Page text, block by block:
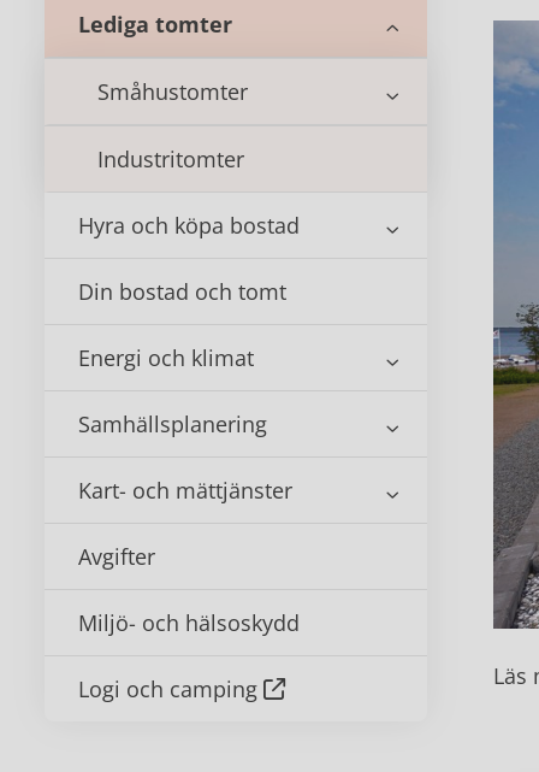
Lediga tomter
Småhustomter
Industritomter
Hyra och köpa bostad
Din bostad och tomt
Energi och klimat
Samhällsplanering
Kart- och mättjänster
Avgifter
Miljö- och hälsoskydd
Logi och camping Läs